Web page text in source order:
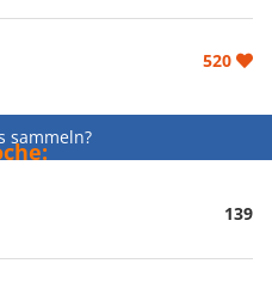
520
sammeln?
139